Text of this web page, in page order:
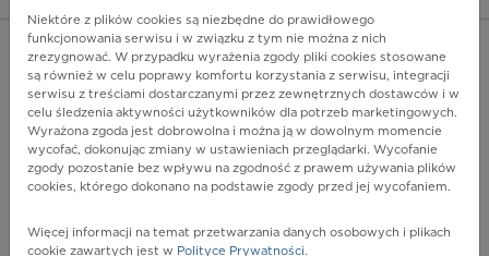
C67 - Nowotwór złośliwy pęcherza moczowego
Więcej na lekiicd10.pl
Niektóre z plików cookies są niezbędne do prawidłowego
funkcjonowania serwisu i w związku z tym nie można z nich
zrezygnować. W przypadku wyrażenia zgody pliki cookies stosowane
są również w celu poprawy komfortu korzystania z serwisu, integracji
serwisu z treściami dostarczanymi przez zewnętrznych dostawców i w
celu śledzenia aktywności użytkowników dla potrzeb marketingowych.
Wyrażona zgoda jest dobrowolna i można ją w dowolnym momencie
wycofać, dokonując zmiany w ustawieniach przeglądarki. Wycofanie
zgody pozostanie bez wpływu na zgodność z prawem używania plików
cookies, którego dokonano na podstawie zgody przed jej wycofaniem.
Więcej informacji na temat przetwarzania danych osobowych i plikach
cookie zawartych jest w Polityce Prywatności.